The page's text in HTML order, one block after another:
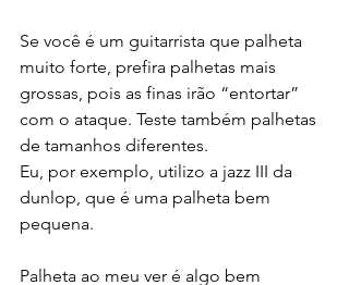
Se você é um guitarrista que palheta
muito forte, prefira palhetas mais
grossas, pois as finas irão “entortar”
com o ataque. Teste também palhetas
de tamanhos diferentes.
Eu, por exemplo, utilizo a jazz III da
dunlop, que é uma palheta bem
pequena.
Palheta ao meu ver é algo bem